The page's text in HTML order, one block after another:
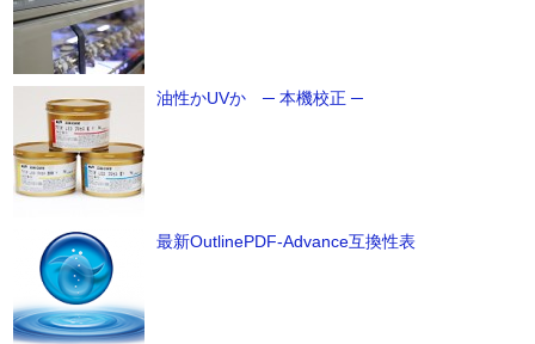
油性かUVか ─ 本機校正 ─
最新OutlinePDF-Advance互換性表